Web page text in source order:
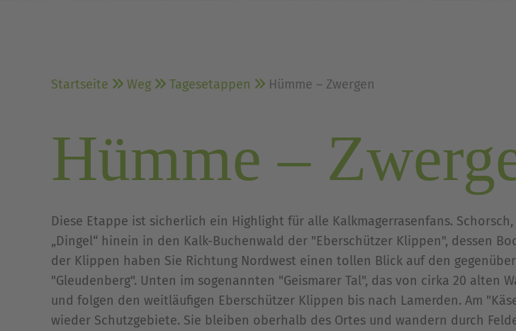
Startseite Weg Tagesetappen Hümme – Zwergen
Hümme –
Diese Etappe ist sicherlich ein Highlight für alle Kalkmagerrasenfans.
„Dingel“ hinein in den Kalk-Buchenwald der "Eberschützer Klippen", dessen
der Klippen haben Sie Richtung Nordwest einen tollen Blick auf den
"Gleudenberg". Unten im sogenannten "Geismarer Tal", das von cirka 20 alten
und folgen den weitläufigen Eberschützer Klippen bis nach Lamerden. Am
wieder Schutzgebiete. Sie bleiben oberhalb des Ortes und wandern durch